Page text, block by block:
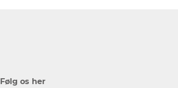
Følg os her